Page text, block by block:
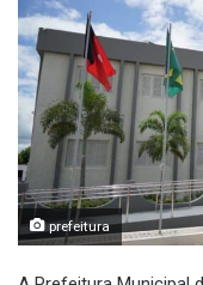
prefeitura